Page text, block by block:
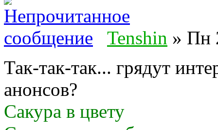
Tenshin » Пн
Так-так-так... грядут
анонсов?
Сакура в цвету